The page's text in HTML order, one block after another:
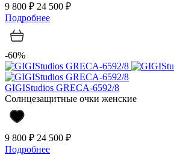
9 800 ₽ 24 500 ₽
Подробнее
-60%
GIGIStudios GRECA-6592/8
Солнцезащитные очки женские
9 800 ₽ 24 500 ₽
Подробнее